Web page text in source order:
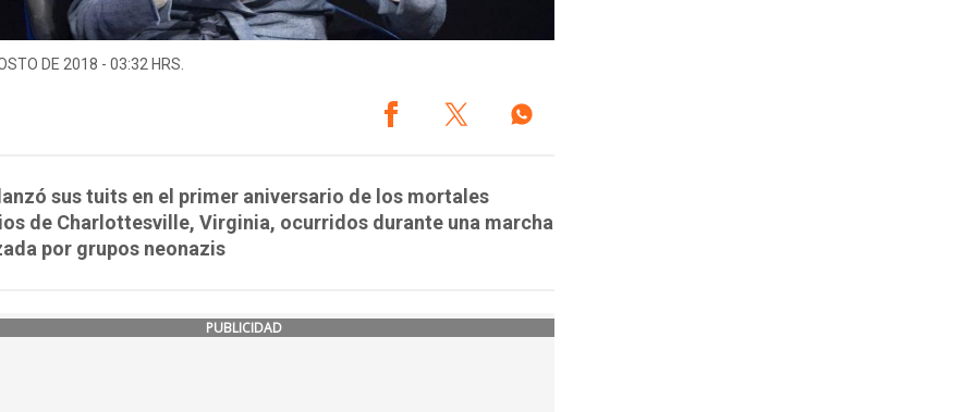
DE 2018 - 03:32 HRS.
sus tuits en el primer aniversario de los mortales
de Charlottesville, Virginia, ocurridos durante una marcha
por grupos neonazis
PUBLICIDAD